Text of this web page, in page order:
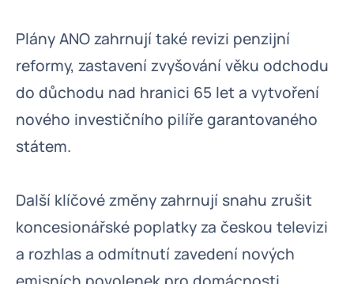
Plány ANO zahrnují také revizi penzijní
reformy, zastavení zvyšování věku odchodu
do důchodu nad hranici 65 let a vytvoření
nového investičního pilíře garantovaného
státem.
Další klíčové změny zahrnují snahu zrušit
koncesionářské poplatky za českou televizi
a rozhlas a odmítnutí zavedení nových